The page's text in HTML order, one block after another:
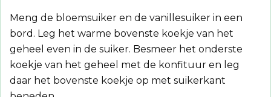
Meng de bloemsuiker en de vanillesuiker in een
bord. Leg het warme bovenste koekje van het
geheel even in de suiker. Besmeer het onderste
koekje van het geheel met de konfituur en leg
daar het bovenste koekje op met suikerkant